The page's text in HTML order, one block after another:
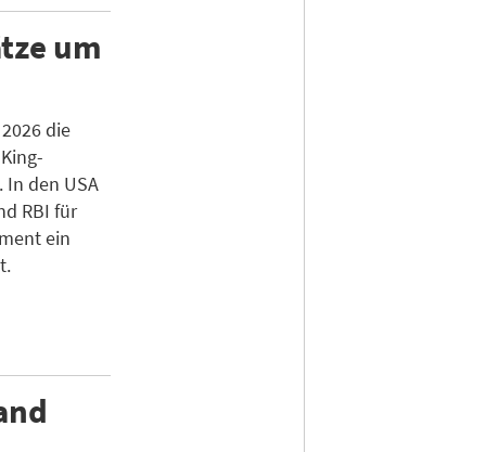
um
die
den USA
RBI für
ein